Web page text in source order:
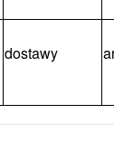
dostawy